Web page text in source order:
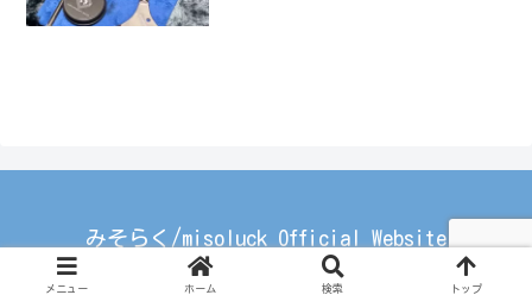
みそらく/misoluck Official Website
© 2021 みそらく/misoluck Official Website.
メニュー ホーム 検索 トップ